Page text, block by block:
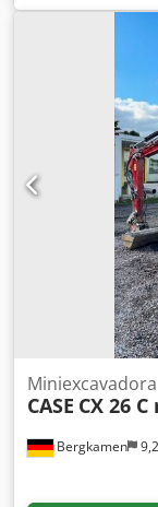
operativo:
Roadliner *
Bergkamen
Miniexcavadora
CASE CX 26